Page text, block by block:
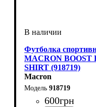
Футболка
MACRON BOOST
SHIRT (918719)
Macron
918719
600грн